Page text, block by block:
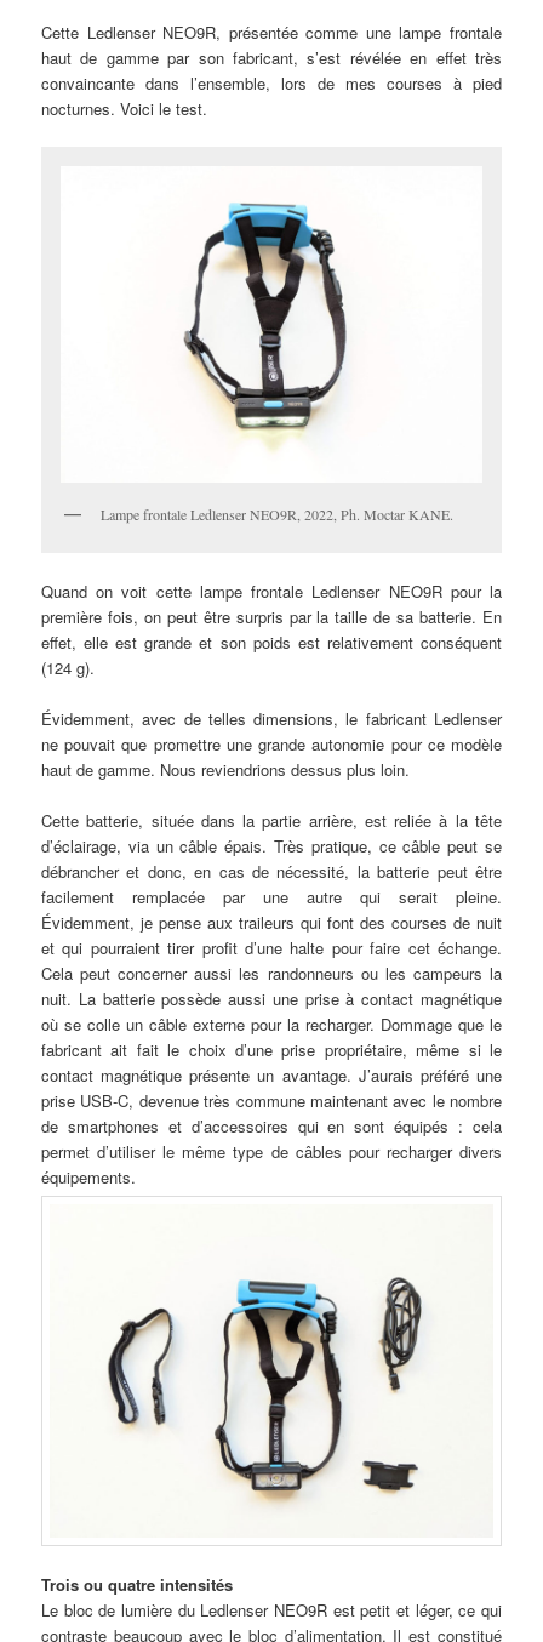
Cette Ledlenser NEO9R, présentée comme une lampe frontale
haut de gamme par son fabricant, s’est révélée en effet très
convaincante dans l’ensemble, lors de mes courses à pied
nocturnes. Voici le test.
Lampe frontale Ledlenser NEO9R, 2022, Ph. Moctar KANE.
Quand on voit cette lampe frontale Ledlenser NEO9R pour la
première fois, on peut être surpris par la taille de sa batterie. En
effet, elle est grande et son poids est relativement conséquent
(124 g).
Évidemment, avec de telles dimensions, le fabricant Ledlenser
ne pouvait que promettre une grande autonomie pour ce modèle
haut de gamme. Nous reviendrions dessus plus loin.
Cette batterie, située dans la partie arrière, est reliée à la tête
d’éclairage, via un câble épais. Très pratique, ce câble peut se
débrancher et donc, en cas de nécessité, la batterie peut être
facilement remplacée par une autre qui serait pleine.
Évidemment, je pense aux traileurs qui font des courses de nuit
et qui pourraient tirer profit d’une halte pour faire cet échange.
Cela peut concerner aussi les randonneurs ou les campeurs la
nuit. La batterie possède aussi une prise à contact magnétique
où se colle un câble externe pour la recharger. Dommage que le
fabricant ait fait le choix d’une prise propriétaire, même si le
contact magnétique présente un avantage. J’aurais préféré une
prise USB-C, devenue très commune maintenant avec le nombre
de smartphones et d’accessoires qui en sont équipés : cela
permet d’utiliser le même type de câbles pour recharger divers
équipements.
Trois ou quatre intensités
Le bloc de lumière du Ledlenser NEO9R est petit et léger, ce qui
contraste beaucoup avec le bloc d’alimentation. Il est constitué